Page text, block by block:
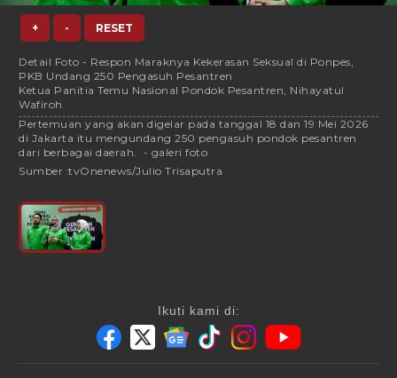
+ - RESET
Detail Foto - Respon Maraknya Kekerasan Seksual di Ponpes,
PKB Undang 250 Pengasuh Pesantren
Ketua Panitia Temu Nasional Pondok Pesantren, Nihayatul
Wafiroh
Pertemuan yang akan digelar pada tanggal 18 dan 19 Mei 2026
di Jakarta itu mengundang 250 pengasuh pondok pesantren
dari berbagai daerah. - galeri foto
Sumber :tvOnenews/Julio Trisaputra
Ikuti kami di: